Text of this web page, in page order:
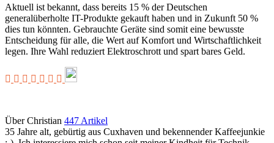
Aktuell ist bekannt, dass bereits 15 % der Deutschen
generalüberholte IT-Produkte gekauft haben und in Zukunft 50 %
dies tun könnten. Gebrauchte Geräte sind somit eine bewusste
Entscheidung für alle, die Wert auf Komfort und Wirtschaftlichkeit
legen. Ihre Wahl reduziert Elektroschrott und spart bares Geld.
Über Christian 447 Artikel
35 Jahre alt, gebürtig aus Cuxhaven und bekennender Kaffeejunkie